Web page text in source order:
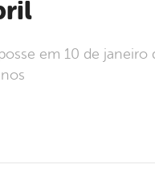
em 10 de